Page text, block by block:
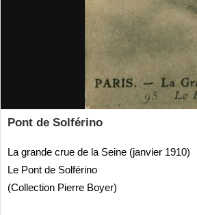
Pont de Solférino
La grande crue de la Seine (janvier 1910)
Le Pont de Solférino
(Collection Pierre Boyer)